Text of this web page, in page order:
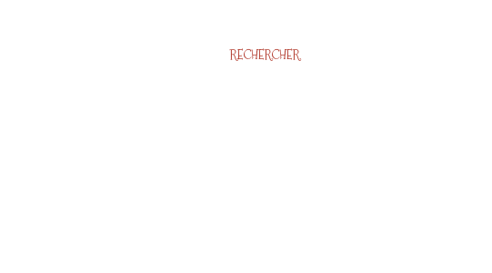
RECHERCHER